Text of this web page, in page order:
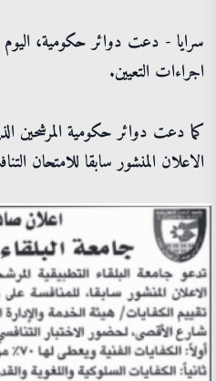
سرايا - دعت دوائر حكومية، اليوم
اجراءات التعيين.
كما دعت دوائر حكومية المرشحين
الاعلان المنشور سابقا للامتحان